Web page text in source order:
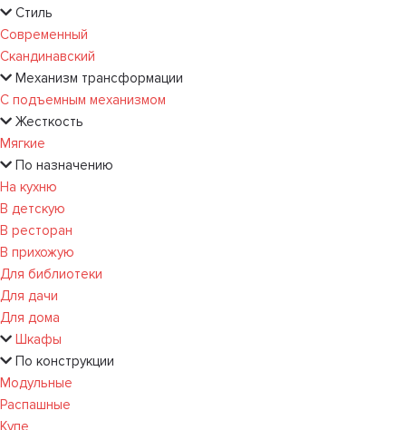
Стиль
Современный
Скандинавский
Механизм трансформации
С подъемным механизмом
Жесткость
Мягкие
По назначению
На кухню
В детскую
В ресторан
В прихожую
Для библиотеки
Для дачи
Для дома
Шкафы
По конструкции
Модульные
Распашные
Купе